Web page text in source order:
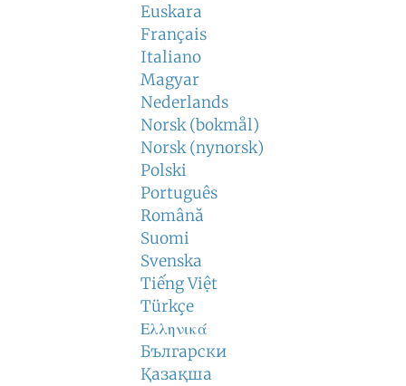
Euskara
Français
Italiano
Magyar
Nederlands
Norsk (bokmål)
Norsk (nynorsk)
Polski
Português
Română
Suomi
Svenska
Tiếng Việt
Türkçe
Ελληνικά
Български
Қазақша